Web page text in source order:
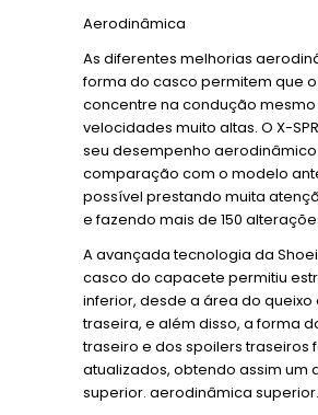
Aerodinâmica
As diferentes melhorias
forma do casco permitem que
concentre na condução
velocidades muito altas. O X-
seu desempenho
comparação com o modelo
possível prestando muita
e fazendo mais de 150
A avançada tecnologia da
casco do capacete permitiu
inferior, desde a área do queixo
traseira, e além disso, a forma
traseiro e dos spoilers traseiros
atualizados, obtendo assim um
superior. aerodinâmica superior.